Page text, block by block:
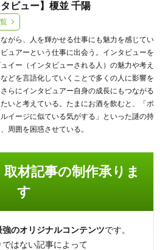
タビュー】榎並 千陽
がら、人を輝かせる仕事にも魅力を感じてい
ュアーという仕事に出会う。インタビューを
イー（インタビューされる人）の魅力や考え
どを言語化していくことで多くの人に影響を
らにインタビュアー自身の成長にもつながる
いと考えている。たまにお酒を飲むと、「ポ
イージに似ている気がする」といった謎の持
周囲を困惑させている。
材記事の制作承りま
す
強のオリジナルコンテンツです。
はない記事によって